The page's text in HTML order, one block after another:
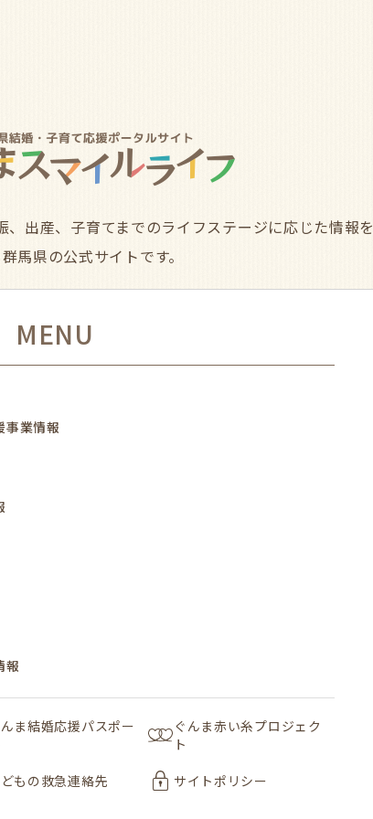
出産、子育てまでのライフステージに応じた情報を
馬県の公式サイトです。
MENU
事業情報
報
ま結婚応援パスポー
ぐんま赤い糸プロジェク
ト
もの救急連絡先 サイトポリシー